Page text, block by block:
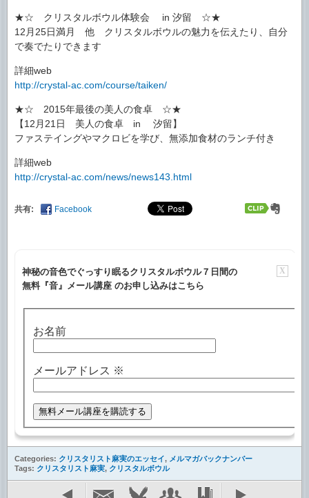
★☆ クリスタルボウル体験会 in 汐留 ☆★
12月25日満月 他 クリスタルボウルの魅力を伝えたり、自分
で奏でたりできます
詳細web
http://crystal-ac.com/course/taiken/
★☆ 2015年最後の美人の食卓 ☆★
【12月21日 美人の食卓 in 汐留】
ファステイングやマクロビを学び、無添加食材のランチ付き
詳細web
http://crystal-ac.com/news/news143.html
共有: Facebook
X
神秘の音色でぐっすり眠るクリスタルボウル７日間の
無料『音』メール講座 のお申し込みはこちら
お名前
メールアドレス ※
Categories: クリスタリスト麻実のエッセイ, メルマガバックナンバー
Tags: クリスタリスト麻実, クリスタルボウル